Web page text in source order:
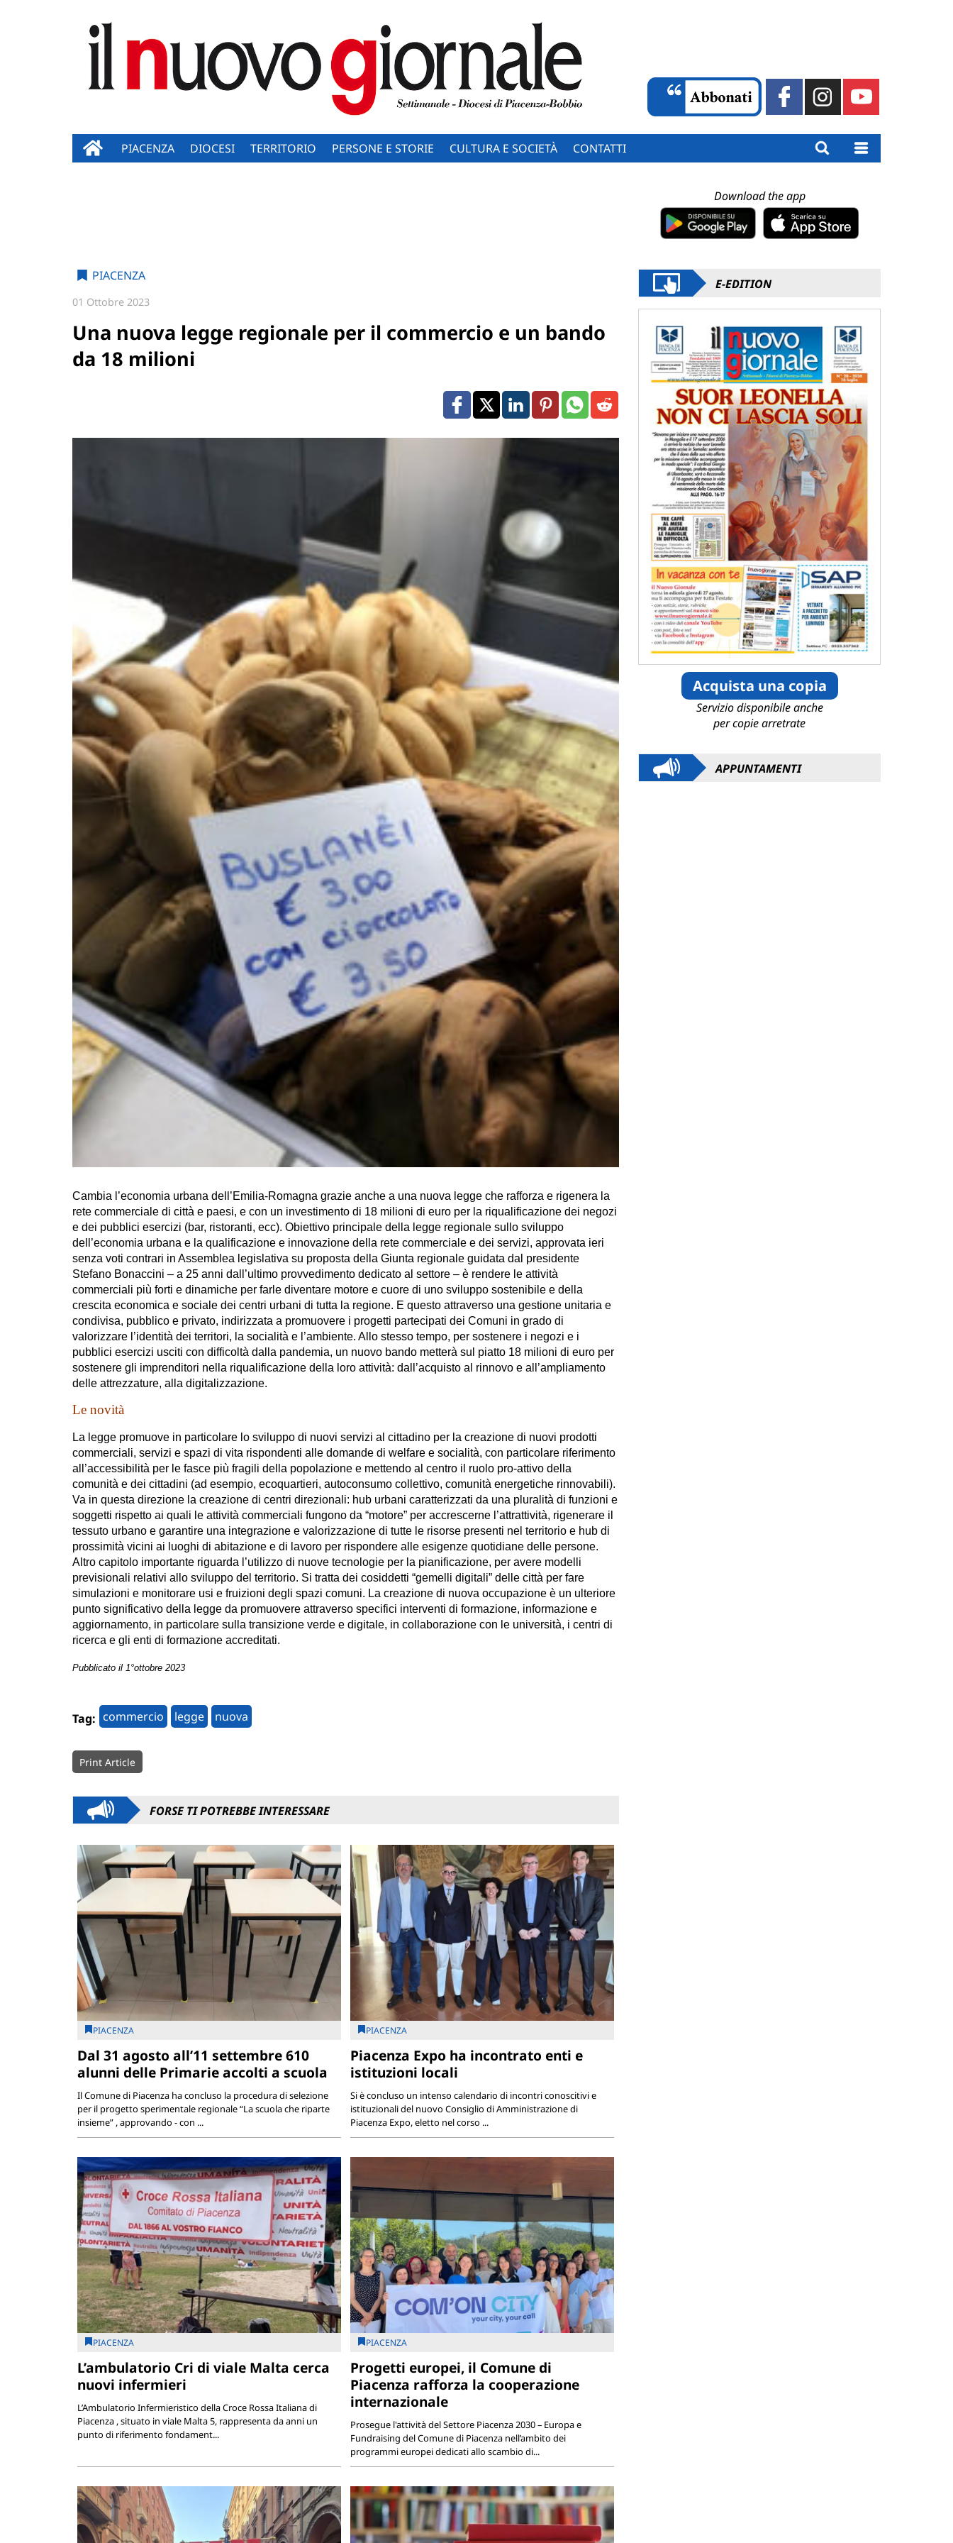
PIACENZA DIOCESI TERRITORIO PERSONE E STORIE CULTURA E SOCIETÀ CONTATTI
PIACENZA
01 Ottobre 2023
Una nuova legge regionale per il commercio e un bando
da 18 milioni
Cambia l’economia urbana dell’Emilia-Romagna grazie anche a una nuova legge che rafforza e rigenera la
rete commerciale di città e paesi, e con un investimento di 18 milioni di euro per la riqualificazione dei negozi
e dei pubblici esercizi (bar, ristoranti, ecc). Obiettivo principale della legge regionale sullo sviluppo
dell’economia urbana e la qualificazione e innovazione della rete commerciale e dei servizi, approvata ieri
senza voti contrari in Assemblea legislativa su proposta della Giunta regionale guidata dal presidente
Stefano Bonaccini – a 25 anni dall’ultimo provvedimento dedicato al settore – è rendere le attività
commerciali più forti e dinamiche per farle diventare motore e cuore di uno sviluppo sostenibile e della
crescita economica e sociale dei centri urbani di tutta la regione. E questo attraverso una gestione unitaria e
condivisa, pubblico e privato, indirizzata a promuovere i progetti partecipati dei Comuni in grado di
valorizzare l’identità dei territori, la socialità e l’ambiente. Allo stesso tempo, per sostenere i negozi e i
pubblici esercizi usciti con difficoltà dalla pandemia, un nuovo bando metterà sul piatto 18 milioni di euro per
sostenere gli imprenditori nella riqualificazione della loro attività: dall’acquisto al rinnovo e all’ampliamento
delle attrezzature, alla digitalizzazione.
Le novità
La legge promuove in particolare lo sviluppo di nuovi servizi al cittadino per la creazione di nuovi prodotti
commerciali, servizi e spazi di vita rispondenti alle domande di welfare e socialità, con particolare riferimento
all’accessibilità per le fasce più fragili della popolazione e mettendo al centro il ruolo pro-attivo della
comunità e dei cittadini (ad esempio, ecoquartieri, autoconsumo collettivo, comunità energetiche rinnovabili).
Va in questa direzione la creazione di centri direzionali: hub urbani caratterizzati da una pluralità di funzioni e
soggetti rispetto ai quali le attività commerciali fungono da “motore” per accrescerne l’attrattività, rigenerare il
tessuto urbano e garantire una integrazione e valorizzazione di tutte le risorse presenti nel territorio e hub di
prossimità vicini ai luoghi di abitazione e di lavoro per rispondere alle esigenze quotidiane delle persone.
Altro capitolo importante riguarda l’utilizzo di nuove tecnologie per la pianificazione, per avere modelli
previsionali relativi allo sviluppo del territorio. Si tratta dei cosiddetti “gemelli digitali” delle città per fare
simulazioni e monitorare usi e fruizioni degli spazi comuni. La creazione di nuova occupazione è un ulteriore
punto significativo della legge da promuovere attraverso specifici interventi di formazione, informazione e
aggiornamento, in particolare sulla transizione verde e digitale, in collaborazione con le università, i centri di
ricerca e gli enti di formazione accreditati.
Pubblicato il 1°ottobre 2023
Tag: commercio legge nuova
Print Article
FORSE TI POTREBBE INTERESSARE
PIACENZA
Dal 31 agosto all’11 settembre 610
alunni delle Primarie accolti a scuola
Il Comune di Piacenza ha concluso la procedura di selezione
per il progetto sperimentale regionale “La scuola che riparte
insieme” , approvando - con ...
PIACENZA
Piacenza Expo ha incontrato enti e
istituzioni locali
Si è concluso un intenso calendario di incontri conoscitivi e
istituzionali del nuovo Consiglio di Amministrazione di
Piacenza Expo, eletto nel corso ...
PIACENZA
L’ambulatorio Cri di viale Malta cerca
nuovi infermieri
L’Ambulatorio Infermieristico della Croce Rossa Italiana di
Piacenza , situato in viale Malta 5, rappresenta da anni un
punto di riferimento fondament...
PIACENZA
Progetti europei, il Comune di
Piacenza rafforza la cooperazione
internazionale
Prosegue l'attività del Settore Piacenza 2030 – Europa e
Fundraising del Comune di Piacenza nell’ambito dei
programmi europei dedicati allo scambio di...
Download the app
E-EDITION
Acquista una copia
Servizio disponibile anche
per copie arretrate
APPUNTAMENTI